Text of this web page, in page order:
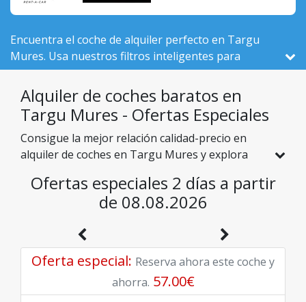
Encuentra el coche de alquiler perfecto en Targu
Mures. Usa nuestros filtros inteligentes para
comparar 85 vehículos activos aquí, de un total de
526 en Rumanía, de 9 empresas locales.
Alquiler de coches baratos en
Targu Mures - Ofertas Especiales
Consigue la mejor relación calidad-precio en
alquiler de coches en Targu Mures y explora
seleccionado especialmente para ti vehículos
con descuentos reales para que disfrutes de un
Ofertas especiales 2 días a partir
de 08.08.2026
Oferta especial: Reserva ahora este coche y
ahorra. 57.00€